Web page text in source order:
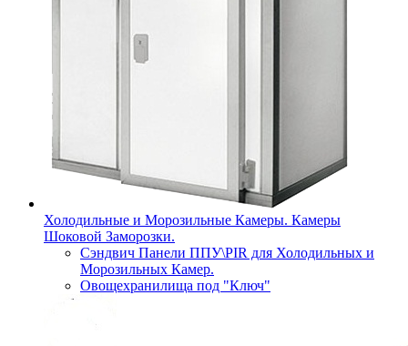
Холодильные и Морозильные Камеры. Камеры
Шоковой Заморозки.
Сэндвич Панели ППУ\PIR для Холодильных и
Морозильных Камер.
Овощехранилища под "Ключ"